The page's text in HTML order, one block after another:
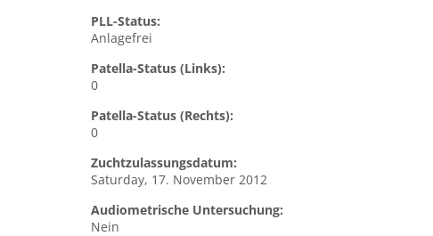
PLL-Status:
Anlagefrei
Patella-Status (Links):
0
Patella-Status (Rechts):
0
Zuchtzulassungsdatum:
Saturday, 17. November 2012
Audiometrische Untersuchung:
Nein